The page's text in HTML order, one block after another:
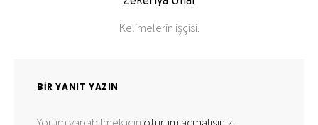
Kelimelerin işçisi.
BIR YANIT YAZIN